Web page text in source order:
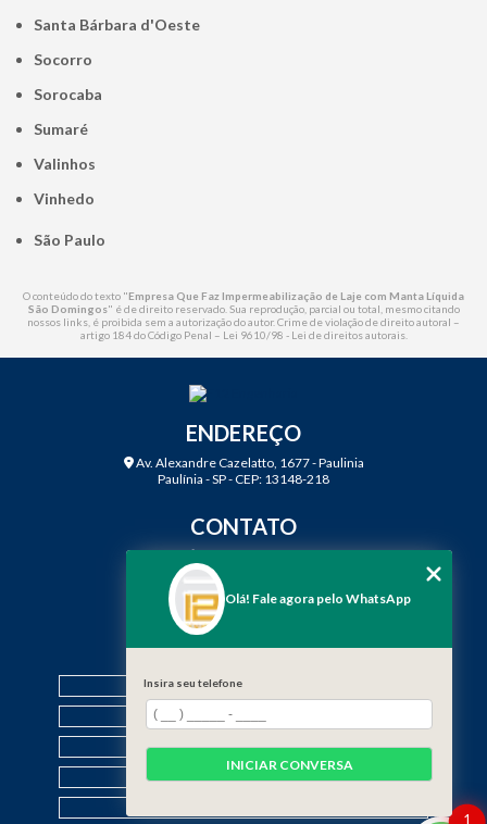
Santa Bárbara d'Oeste
Socorro
Sorocaba
Sumaré
Valinhos
Vinhedo
São Paulo
O conteúdo do texto "Empresa Que Faz Impermeabilização de Laje com Manta Líquida
São Domingos" é de direito reservado. Sua reprodução, parcial ou total, mesmo citando
nossos links, é proibida sem a autorização do autor. Crime de violação de direito autoral –
artigo 184 do Código Penal – Lei 9610/98 - Lei de direitos autorais.
ENDEREÇO
Av. Alexandre Cazelatto, 1677 - Paulinia
Paulínia - SP - CEP: 13148-218
CONTATO
(19) 3888-2923
(19) 99968-7979
contato@f12engenharia.com.br
MENU
HOME
QUEM SOMOS
SERVIÇOS
CONTATO
1
Olá! Fale agora pelo WhatsApp
Insira seu telefone
INICIAR CONVERSA